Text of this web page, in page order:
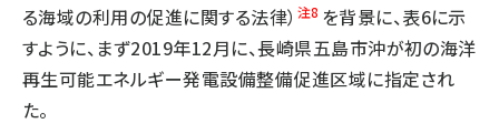
る海域の利用の促進に関する法律） 注8 を背景に、表6に示
すように、まず2019年12月に、長崎県五島市沖が初の海洋
再生可能エネルギー発電設備整備促進区域に指定され
た。